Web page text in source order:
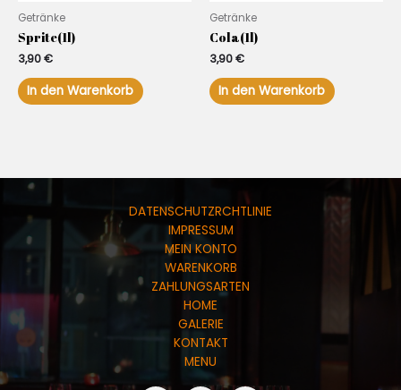
Getränke
Sprite(1l)
3,90€
In den Warenkorb
Getränke
Cola(1l)
3,90€
In den Warenkorb
DATENSCHUTZRCHTLINIE
IMPRESSUM
MEIN KONTO
WARENKORB
ZAHLUNGSARTEN
HOME
GALERIE
KONTAKT
MENU